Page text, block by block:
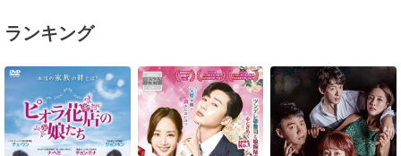
ランキング